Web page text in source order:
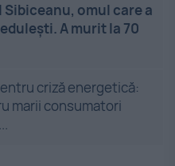
omul care a
A murit la 70
criză energetică:
marii consumatori